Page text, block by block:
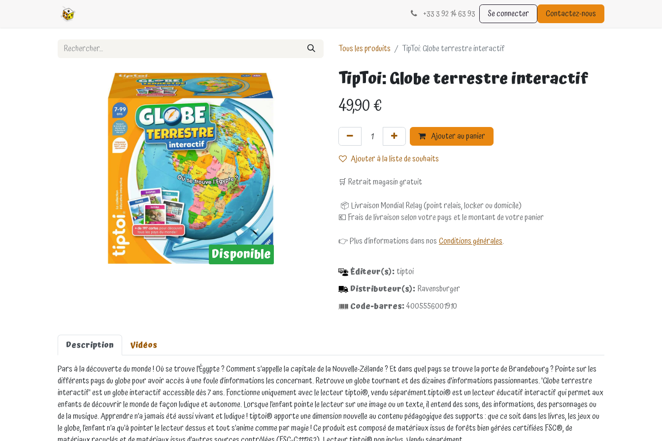
+33 3 92 14 63 93 Se connecter Contactez-nous
Tous les produits TipToi: Globe terrestre interactif
Disponible
TipToi: Globe terrestre interactif
49,90€
Ajouter au panier
Ajouter à la liste de souhaits
🛒 Retrait magasin gratuit
📦 Livraison Mondial Relay (point relais, locker ou domicile)
💶 Frais de livraison selon votre pays et le montant de votre panier
👉 Plus d’informations dans nosConditions générales.
Éditeur(s):tiptoi
Distributeur(s):Ravensburger
Code-barres:4005556001910
Description
Vidéos
Pars à la découverte du monde ! Où se trouve l’Égypte ? Comment s’appelle la capitale de la Nouvelle-Zélande ? Et dans quel pays se trouve la porte de Brandebourg ? Pointe sur les
différents pays du globe pour avoir accès à une foule d’informations les concernant. Retrouve un globe tournant et des dizaines d'informations passionnantes. 'Globe terrestre
interactif' est un globe interactif accessible dès 7 ans. Fonctionne uniquement avec le lecteur tiptoi®, vendu séparément.tiptoi® est un lecteur éducatif interactif qui permet aux
enfants de découvrir le monde de façon ludique et autonome. Lorsque l’enfant pointe le lecteur sur une image ou un texte, il entend des sons, des informations, des personnages ou
de la musique. Apprendre n’a jamais été aussi vivant et ludique ! tiptoi® apporte une dimension nouvelle au contenu pédagogique des supports : que ce soit dans les livres, les jeux ou
le globe, l’enfant n’a qu’à pointer le lecteur dessus et tout s’anime comme par magie ! Ce produit est composé de matériaux issus de forêts bien gérées certifiées FSC®, de